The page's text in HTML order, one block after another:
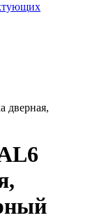
дверная,